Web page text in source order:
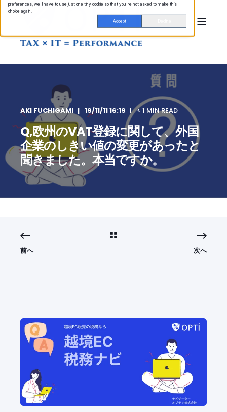
preferences, we'll have to use just one tiny cookie so that you're not asked to make this
choice again.
Accept
AKI FUCHIGAMI 19/11/11 16:19 < 1 MIN READ
Q,欧州のVAT登録に関して、外国
企業のしきい値の変更があったと
聞きました。本当ですか。
前へ 次へ